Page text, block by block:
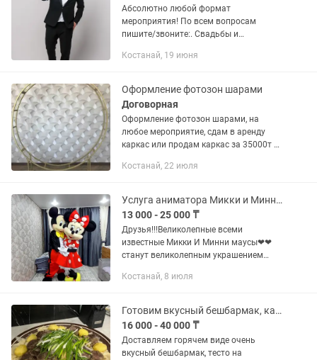
Абсолютно любой формат
мероприятия! По всем вопросам
пишите/звоните:. Свадьбы и
рождения, годовщины и помолвки,
выпускников, концерты...
Костанай, 19 июня
Оформление фотозон шарами
Договорная
Оформление фотозон шарами, на
любое мероприятие, сдам в аренду
каркас или продам каркас за 35000т с
Костанай, 22 июля
Услуга аниматора Микки и Минни мауса! Костанай
13 000 - 25 000 ₸
Друзья!!!Великолепные всеми
известные Микки И Минни маусы❤❤
станут великолепным украшением
зоне и потанцуют с гостями до начала
Костанай, 8 июля
Готовим вкусный бешбармак, катаем тесто.(сүр етте бар)
16 000 - 40 000 ₸
Доставляем горячем виде очень
вкусный бешбармак, тесто на